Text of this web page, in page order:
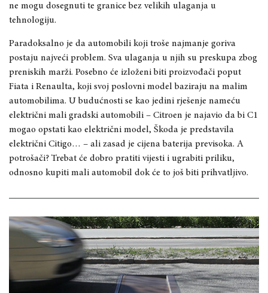
ne mogu dosegnuti te granice bez velikih ulaganja u
tehnologiju.
Paradoksalno je da automobili koji troše najmanje goriva
postaju najveći problem. Sva ulaganja u njih su preskupa zbog
preniskih marži. Posebno će izloženi biti proizvođači poput
Fiata i Renaulta, koji svoj poslovni model baziraju na malim
automobilima. U budućnosti se kao jedini rješenje nameću
električni mali gradski automobili – Citroen je najavio da bi C1
mogao opstati kao električni model, Škoda je predstavila
električni Citigo… – ali zasad je cijena baterija previsoka. A
potrošači? Trebat će dobro pratiti vijesti i ugrabiti priliku,
odnosno kupiti mali automobil dok će to još biti prihvatljivo.